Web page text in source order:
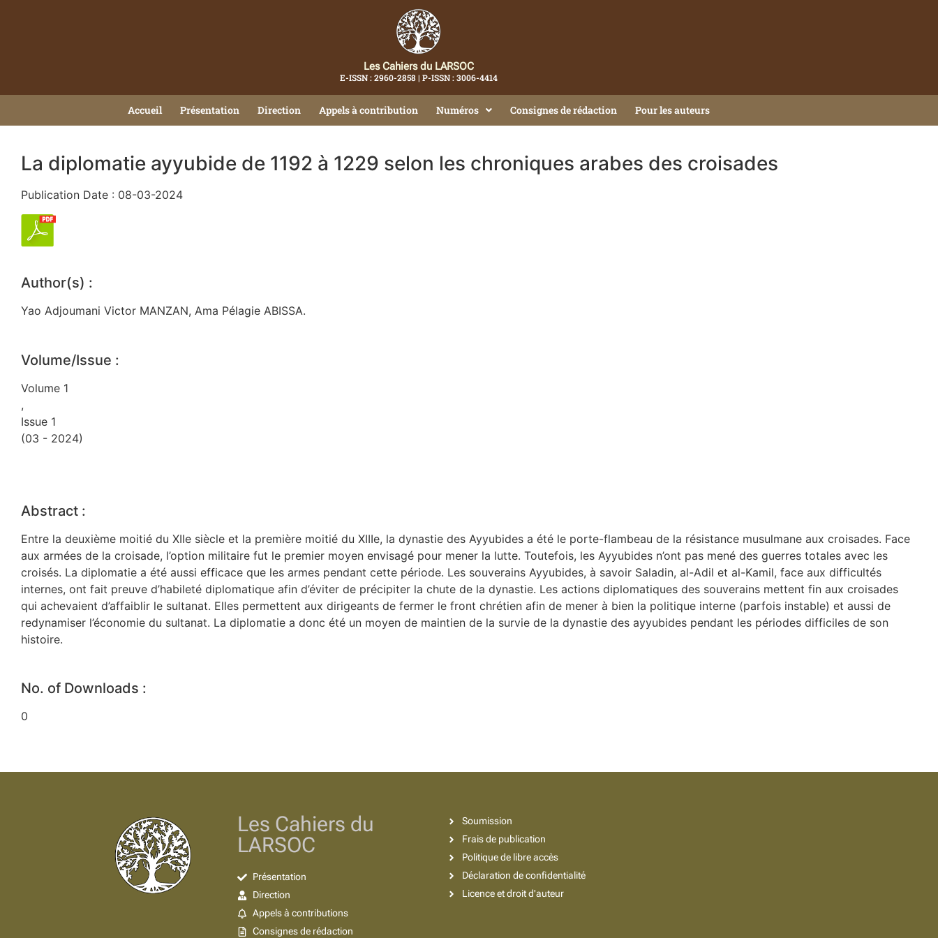
Les Cahiers du LARSOC
E-ISSN : 2960-2858 | P-ISSN : 3006-4414
Accueil Présentation Direction Appels à contribution Numéros Consignes de rédaction Pour les auteurs
La diplomatie ayyubide de 1192 à 1229 selon les chroniques arabes des croisades
Publication Date : 08-03-2024
Author(s) :
Yao Adjoumani Victor MANZAN, Ama Pélagie ABISSA.
Volume/Issue :
Volume 1
,
Issue 1
(03 - 2024)
Abstract :
Entre la deuxième moitié du XIIe siècle et la première moitié du XIIIe, la dynastie des Ayyubides a été le porte-flambeau de la résistance musulmane aux croisades. Face
aux armées de la croisade, l’option militaire fut le premier moyen envisagé pour mener la lutte. Toutefois, les Ayyubides n’ont pas mené des guerres totales avec les
croisés. La diplomatie a été aussi efficace que les armes pendant cette période. Les souverains Ayyubides, à savoir Saladin, al-Adil et al-Kamil, face aux difficultés
internes, ont fait preuve d’habileté diplomatique afin d’éviter de précipiter la chute de la dynastie. Les actions diplomatiques des souverains mettent fin aux croisades
qui achevaient d’affaiblir le sultanat. Elles permettent aux dirigeants de fermer le front chrétien afin de mener à bien la politique interne (parfois instable) et aussi de
redynamiser l’économie du sultanat. La diplomatie a donc été un moyen de maintien de la survie de la dynastie des ayyubides pendant les périodes difficiles de son
histoire.
No. of Downloads :
0
Les Cahiers du
LARSOC
Présentation
Direction
Appels à contributions
Consignes de rédaction
Soumission
Frais de publication
Politique de libre accès
Déclaration de confidentialité
Licence et droit d'auteur